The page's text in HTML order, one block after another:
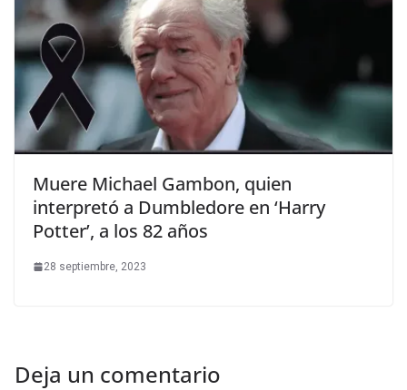
Muere Michael Gambon, quien
interpretó a Dumbledore en ‘Harry
Potter’, a los 82 años
28 septiembre, 2023
Deja un comentario